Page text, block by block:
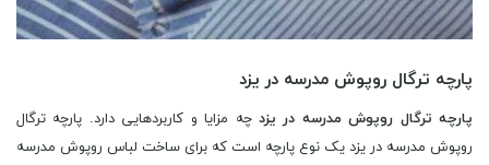
پارچه ترگال روپوش مدرسه در یزد
پارچه ترگال روپوش مدرسه در یزدچه مزایا و کاربردهایی دارد. پارچه ترگال
روپوش مدرسه در یزد یک نوع پارچه است که برای ساخت لباس روپوش مدرسه